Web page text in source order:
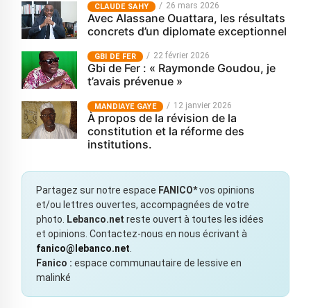
CLAUDE SAHY 26 mars 2026
Avec Alassane Ouattara, les résultats
concrets d’un diplomate exceptionnel
GBI DE FER 22 février 2026
Gbi de Fer : « Raymonde Goudou, je
t’avais prévenue »
MANDIAYE GAYE 12 janvier 2026
À propos de la révision de la
constitution et la réforme des
institutions.
Partagez sur notre espace FANICO*vos opinions
et/ou lettres ouvertes, accompagnées de votre
photo.
Lebanco.net reste ouvert à toutes les idées
et opinions. Contactez-nous en nous écrivant à
fanico@lebanco.net
Fanico : espace communautaire de lessive en
malinké